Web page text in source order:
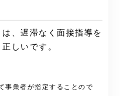
、遅滞なく面接指導を
しいです。
事業者が指定することので